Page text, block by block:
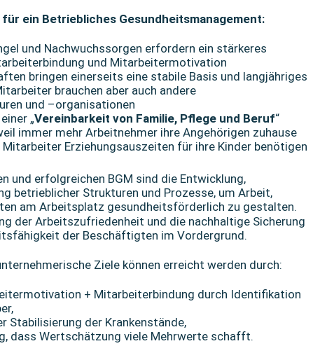
ein Betriebliches Gesundheitsmanagement:
und Nachwuchssorgen erfordern ein stärkeres
und Mitarbeitermotivation
bringen einerseits eine stabile Basis und langjähriges
brauchen aber auch andere
und –organisationen
„Vereinbarkeit von Familie, Pflege und Beruf“
immer mehr Arbeitnehmer ihre Angehörigen zuhause
Erziehungsauszeiten für ihre Kinder benötigen
und erfolgreichen BGM sind die Entwicklung,
betrieblicher Strukturen und Prozesse, um Arbeit,
am Arbeitsplatz gesundheitsförderlich zu gestalten.
der Arbeitszufriedenheit und die nachhaltige Sicherung
der Beschäftigten im Vordergrund.
Ziele können erreicht werden durch:
+ Mitarbeiterbindung durch Identifikation
Stabilisierung der Krankenstände,
dass Wertschätzung viele Mehrwerte schafft.